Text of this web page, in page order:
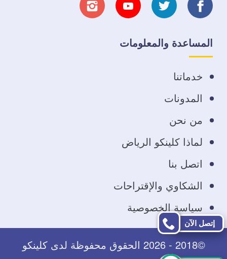
تابعنا
على
فيسبوك
تابعنا
على
تابعنا تابعنا
المساعدة والمعلومات
خدماتنا
المدونات
من نحن
لماذا كلينكو الرياض
اتصل بنا
الشكاوي والإقتراحات
سياسة الخصوصية
©2018 - 2026 الحقوق محفوظة لدى كلينكو
إتصل الآن